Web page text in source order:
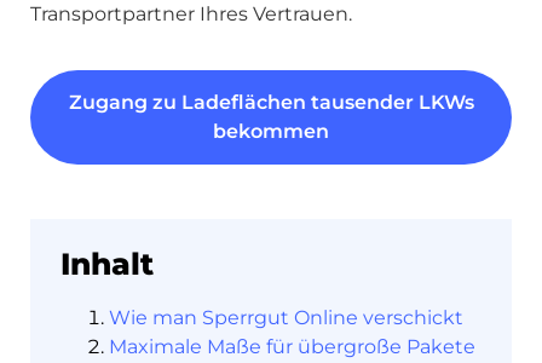
Transportpartner Ihres Vertrauen.
Zugang zu Ladeflächen tausender LKWs
bekommen
Inhalt
Wie man Sperrgut Online verschickt
Maximale Maße für übergroße Pakete